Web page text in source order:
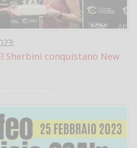
Sherbini conquistano New